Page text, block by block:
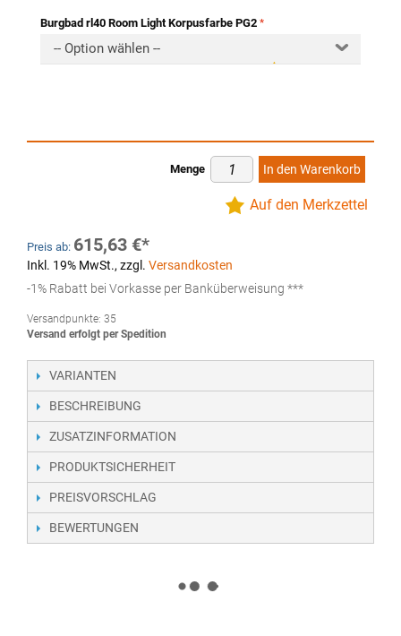
Burgbad rl40 Room Light Korpusfarbe PG2
-- Option wählen --
Menge In den Warenkorb
Auf den Merkzettel
Preis ab: 615,63 €
Inkl. 19% MwSt., zzgl. Versandkosten
-1% Rabatt bei Vorkasse per Banküberweisung ***
Versandpunkte: 35
Versand erfolgt per Spedition
VARIANTEN
BESCHREIBUNG
ZUSATZINFORMATION
PRODUKTSICHERHEIT
PREISVORSCHLAG
BEWERTUNGEN